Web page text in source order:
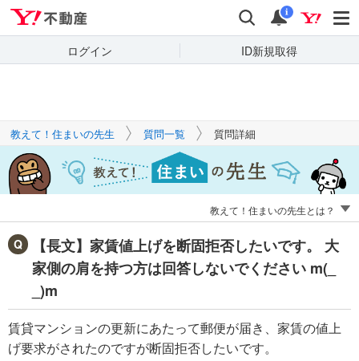
検索 通知
i
ログイン ID新規取得
キーワードで
質問を探す
教えて！住まいの先生 質問一覧 質問詳細
教えて！住まいの先生とは？
【長文】家賃値上げを断固拒否したいです。 大
家側の肩を持つ方は回答しないでください m(_
_)m
賃貸マンションの更新にあたって郵便が届き、家賃の値上
げ要求がされたのですが断固拒否したいです。